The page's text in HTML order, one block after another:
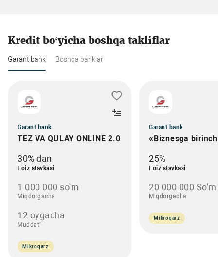
Kredit bo‘yicha boshqa takliflar
Garant bank Boshqa banklar
Garant bank
TEZ VA QULAY ONLINE 2.0
30% dan
Foiz stavkasi
1 000 000 so'm
Miqdorgacha
12 oygacha
Muddati
Mikroqarz
Garant bank
«Biznesga
25%
Foiz stavkasi
20 000 000 So'm
Miqdorgacha
Mikroqarz